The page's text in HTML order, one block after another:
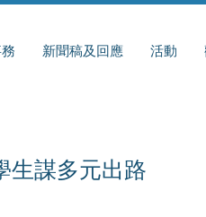
新聞稿及回應 活動
生謀多元出路